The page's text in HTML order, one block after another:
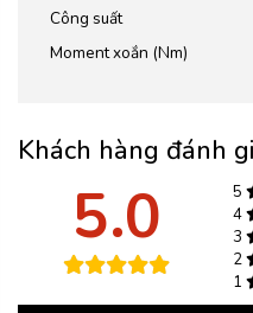
Công suất
Moment xoắn (Nm)
Khách hàng đánh
5.0 5
4
3
2
1